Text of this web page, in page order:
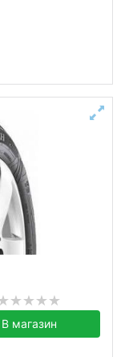
В магазин